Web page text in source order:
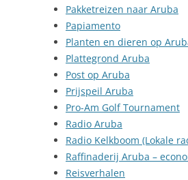
Pakketreizen naar Aruba
Papiamento
Planten en dieren op
Plattegrond Aruba
Post op Aruba
Prijspeil Aruba
Pro-Am Golf Tournament
Radio Aruba
Radio Kelkboom (Lokale
Raffinaderij Aruba –
Reisverhalen